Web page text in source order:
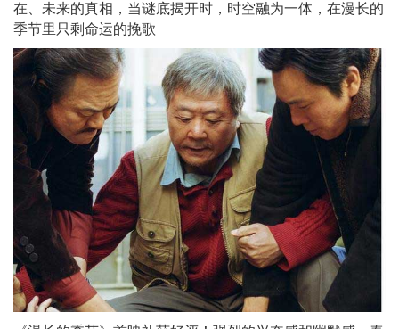
在、未来的真相，当谜底揭开时，时空融为一体，在漫长的
季节里只剩命运的挽歌